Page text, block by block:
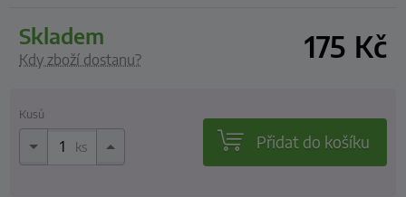
skladem
Kdy zboží dostanu? 175 Kč
Kusů
ks Přidat do košíku